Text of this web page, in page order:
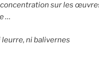
sur les
…
leurre, ni balivernes